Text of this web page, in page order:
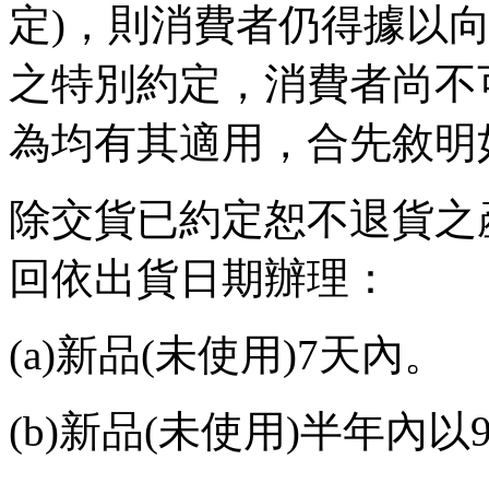
定) ，則消費者仍得據以
之特別約定，消費者尚
為均有其適用，合先敘
除交貨已約定恕不退貨
回依出貨日期辦理：
(a)新品(未使用)7天內。
(b)新品(未使用)半年內以